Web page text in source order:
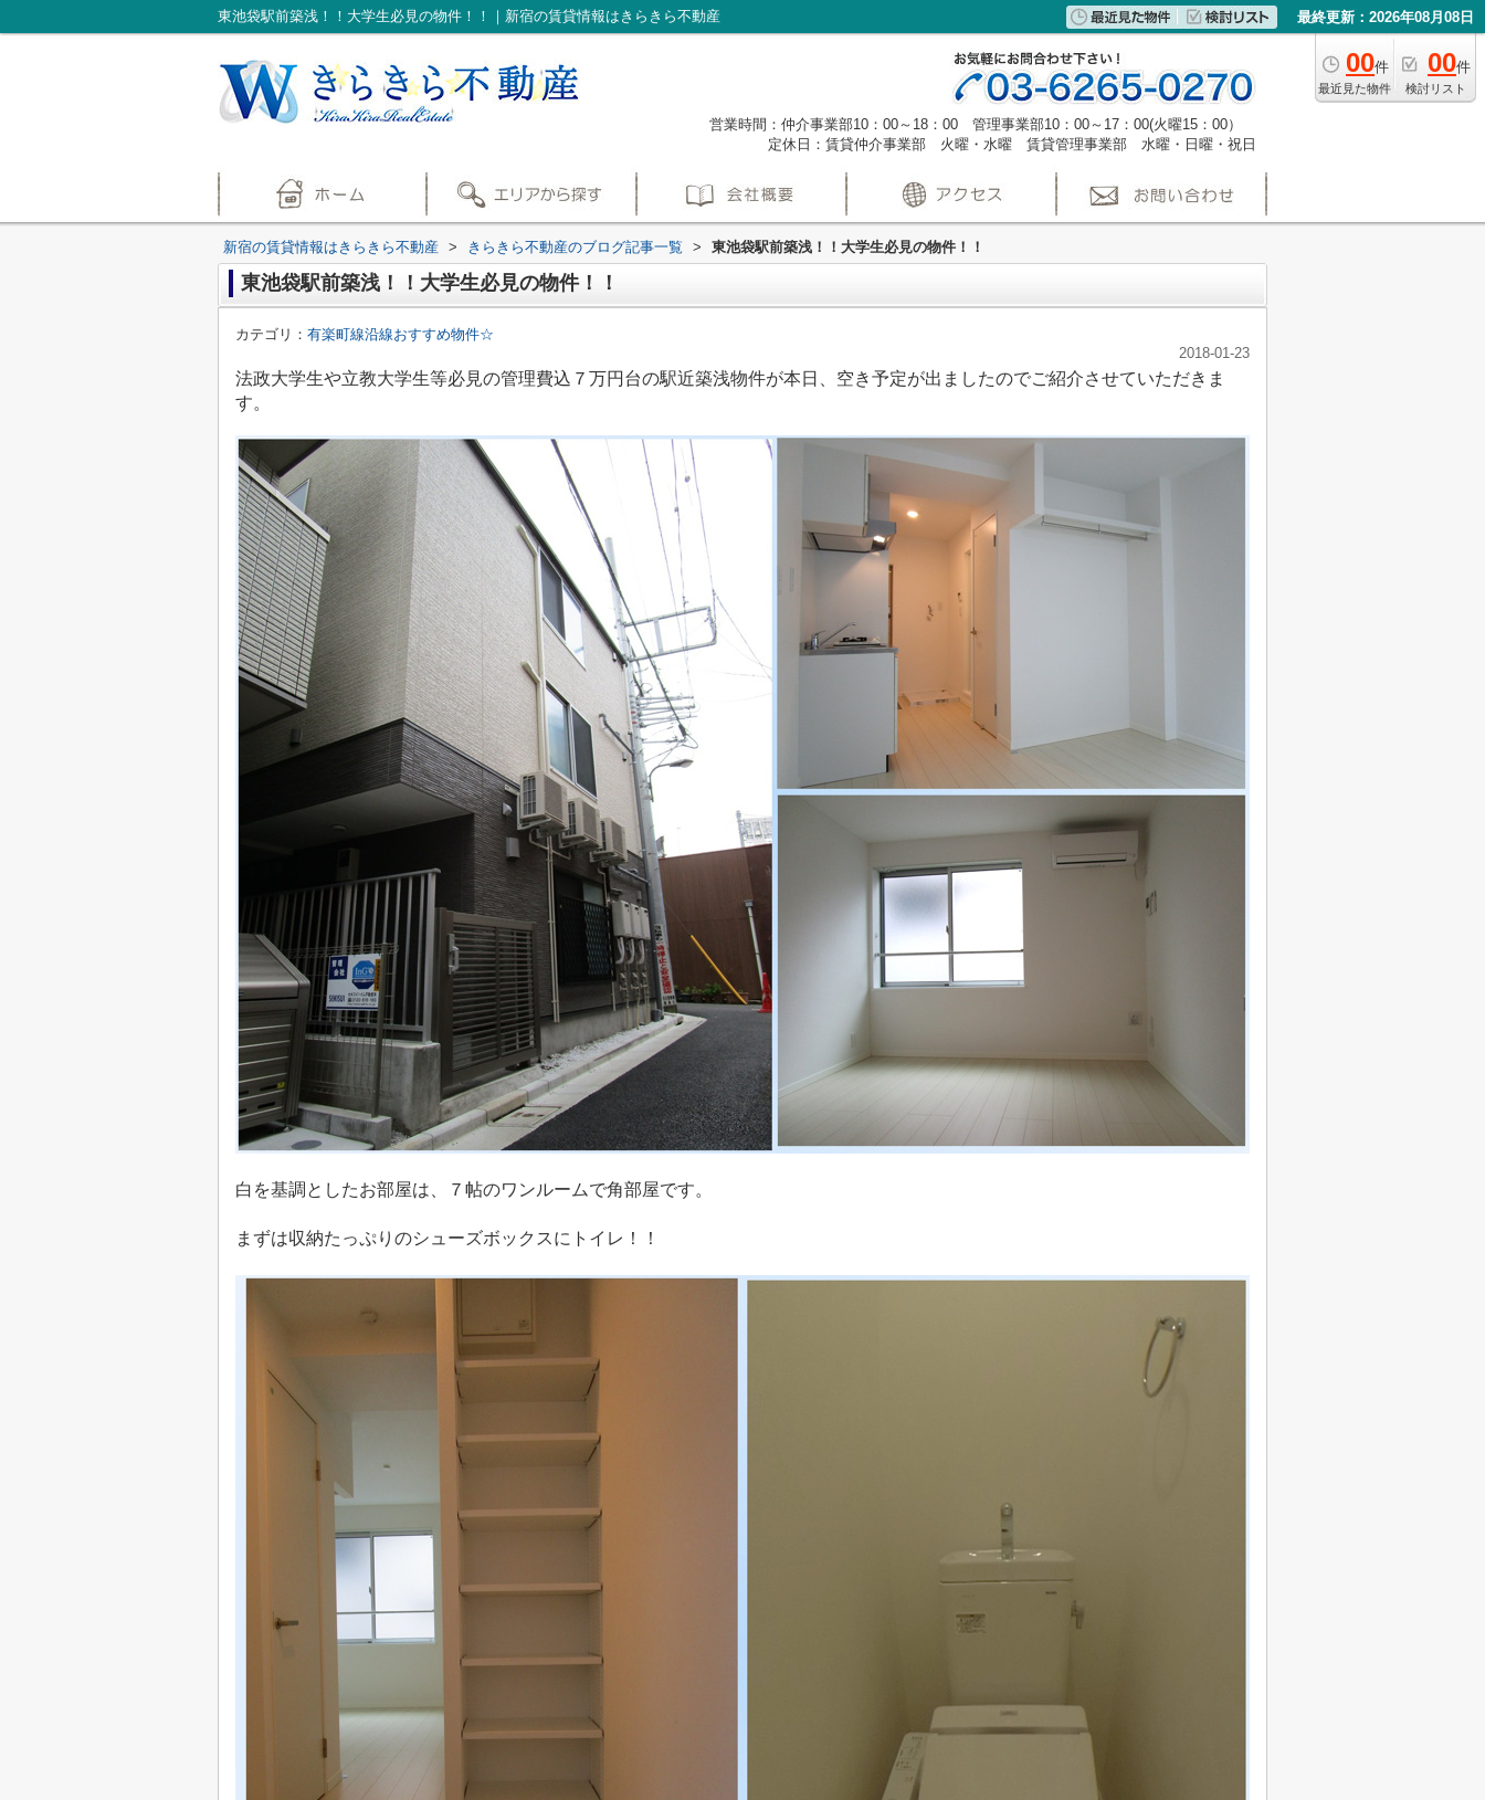
東池袋駅前築浅！！大学生必見の物件！！｜新宿の賃貸情報はきらきら不動産 最終更新：2026年08月08日
00件
最近見た物件
00件
検討リスト
営業時間：仲介事業部10：00～18：00 管理事業部10：00～17：00(火曜15：00）
定休日：賃貸仲介事業部 火曜・水曜 賃貸管理事業部 水曜・日曜・祝日
新宿の賃貸情報はきらきら不動産 > きらきら不動産のブログ記事一覧 > 東池袋駅前築浅！！大学生必見の物件！！
東池袋駅前築浅！！大学生必見の物件！！
カテゴリ： 有楽町線沿線おすすめ物件☆
2018-01-23
法政大学生や立教大学生等必見の管理費込７万円台の駅近築浅物件が本日、空き予定が出ましたのでご紹介させていただきま
す。
白を基調としたお部屋は、７帖のワンルームで角部屋です。
まずは収納たっぷりのシューズボックスにトイレ！！